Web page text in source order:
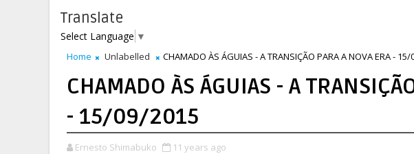
Translate
Select Language ▼
Home Unlabelled CHAMADO ÀS ÁGUIAS - A TRANSIÇÃO PARA A NOVA ERA -
CHAMADO ÀS ÁGUIAS - A
- 15/09/2015
Ernesto Shimabuko 11 years ago